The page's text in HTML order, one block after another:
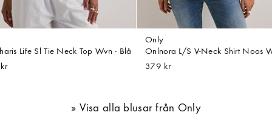
Life Sl Tie Neck Top Wvn - Blå
Only
Onlnora L/S V-Neck Shirt Noos
379 kr
Visa alla blusar från Only